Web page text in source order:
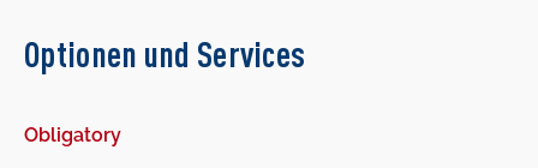
Optionen und Services
Obligatory